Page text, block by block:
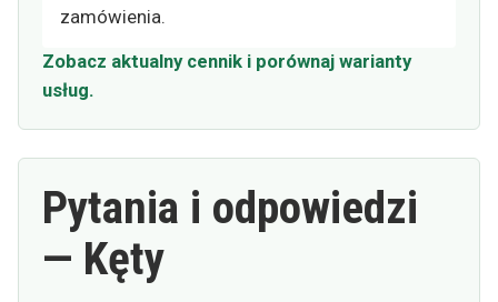
zamówienia.
Zobacz aktualny cennik i porównaj warianty
usług.
Pytania i odpowiedzi
— Kęty